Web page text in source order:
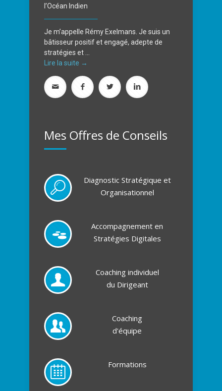
l’Océan Indien
Je m’appelle Rémy Exelmans. Je suis un
bâtisseur positif et engagé, adepte de
stratégies et ...
Lire la suite →
Mes Offres de Conseils
Diagnostic Stratégique et
Organisationnel
Accompagnement en
Stratégies Digitales
Coaching individuel
du Dirigeant
Coaching
d'équipe
Formations